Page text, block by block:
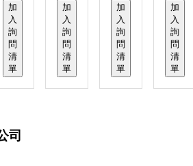
加
入
詢
問
清
單
加
入
詢
問
清
單
加
入
詢
問
清
單
加
入
詢
問
清
單
司